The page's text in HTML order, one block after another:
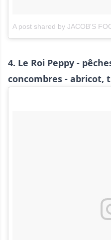
4. Le Roi Peppy -
concombres - abricot,